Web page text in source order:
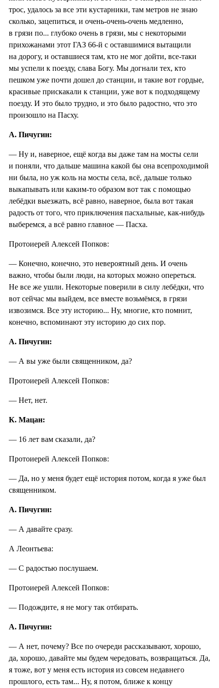
трос, удалось за все эти кустарники, там метров не знаю
сколько, зацепиться, и очень-очень-очень медленно,
в грязи по... глубоко очень в грязи, мы с некоторыми
прихожанами этот ГАЗ 66-й с оставшимися вытащили
на дорогу, и оставшиеся там, кто не мог дойти, все-таки
мы успели к поезду, слава Богу. Мы догнали тех, кто
пешком уже почти дошел до станции, и такие вот гордые,
красивые прискакали к станции, уже вот к подходящему
поезду. И это было трудно, и это было радостно, что это
произошло на Пасху.
А. Пичугин:
— Ну и, наверное, ещё когда вы даже там на мосты сели
и поняли, что дальше машина какой бы она всепроходимой
ни была, но уж коль на мосты села, всё, дальше только
выкапывать или каким-то образом вот так с помощью
лебёдки выезжать, всё равно, наверное, была вот такая
радость от того, что приключения пасхальные, как-нибудь
выберемся, а всё равно главное — Пасха.
Протоиерей Алексей Попков:
— Конечно, конечно, это невероятный день. И очень
важно, чтобы были люди, на которых можно опереться.
Не все же ушли. Некоторые поверили в силу лебёдки, что
вот сейчас мы выйдем, все вместе возьмёмся, в грязи
извозимся. Все эту историю... Ну, многие, кто помнит,
конечно, вспоминают эту историю до сих пор.
А. Пичугин:
— А вы уже были священником, да?
Протоиерей Алексей Попков:
— Нет, нет.
К. Мацан:
— 16 лет вам сказали, да?
Протоиерей Алексей Попков:
— Да, но у меня будет ещё история потом, когда я уже был
священником.
А. Пичугин:
— А давайте сразу.
А Леонтьева:
— С радостью послушаем.
Протоиерей Алексей Попков:
— Подождите, я не могу так отбирать.
А. Пичугин:
— А нет, почему? Все по очереди рассказывают, хорошо,
да, хорошо, давайте мы будем чередовать, возвращаться. Да,
я тоже, вот у меня есть история из совсем недавнего
прошлого, есть там... Ну, я потом, ближе к концу